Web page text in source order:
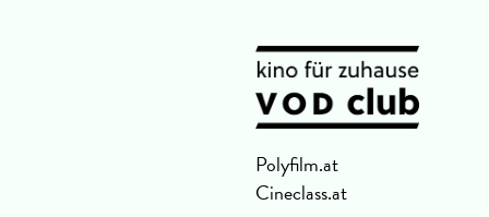
Polyfilm.at
Cineclass.at